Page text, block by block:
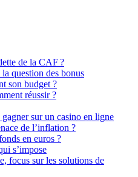
de la CAF ?
question des bonus
son budget ?
réussir ?
sur un casino en ligne
de l’inflation ?
en euros ?
s’impose
focus sur les solutions de